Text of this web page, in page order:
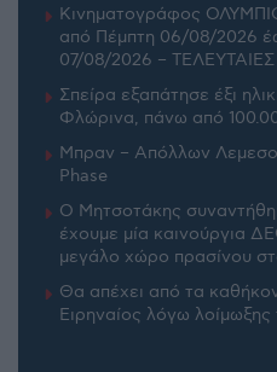
Κινηματογράφος
από Πέμπτη 06/08/2026
07/08/2026 –
Σπείρα εξαπάτησε έξι
Φλώρινα, πάνω από
Μπραν – Απόλλων
Phase
Ο Μητσοτάκης
έχουμε μία καινούργια
μεγάλο χώρο πρασίνου
Θα απέχει από τα
Ειρηναίος λόγω